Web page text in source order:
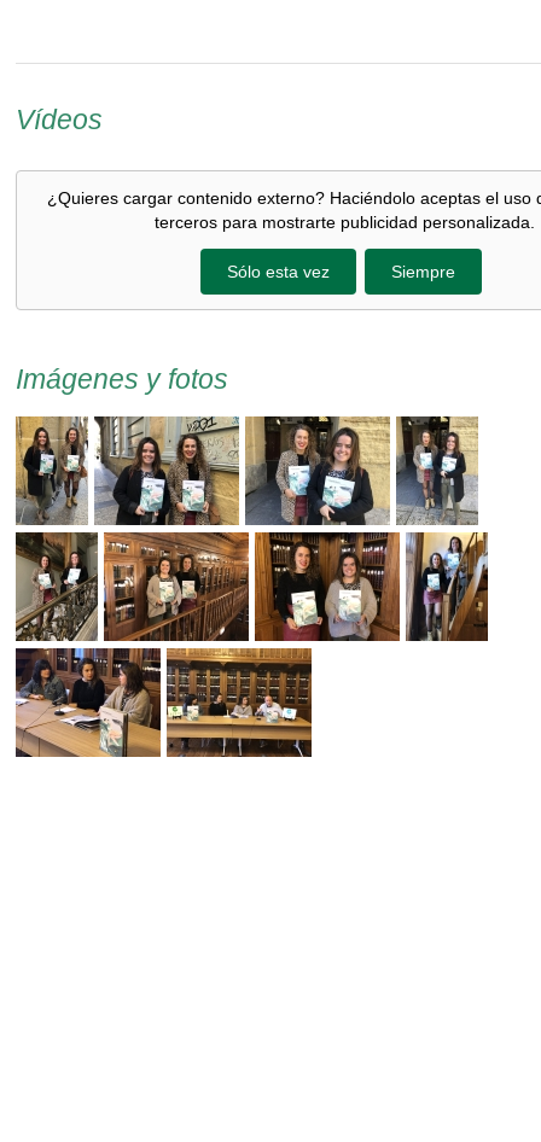
Vídeos
¿Quieres cargar contenido externo? Haciéndolo aceptas el uso
terceros para mostrarte publicidad personalizada.
Sólo esta vez Siempre
Imágenes y fotos